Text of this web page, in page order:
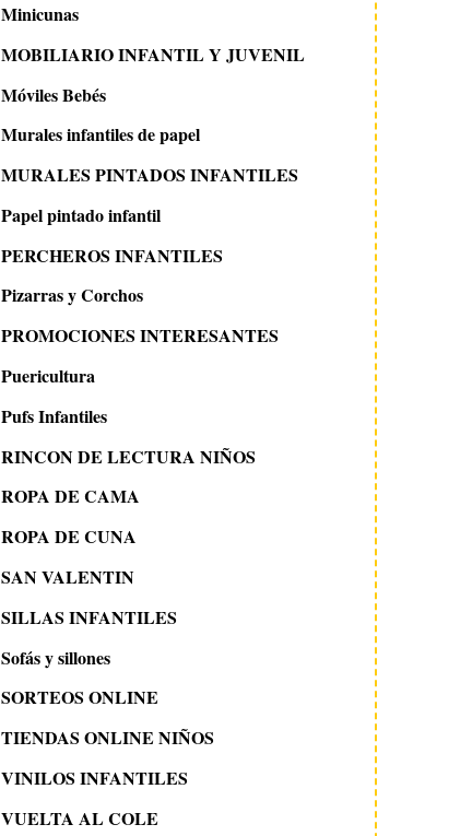
Minicunas
MOBILIARIO INFANTIL Y JUVENIL
Móviles Bebés
Murales infantiles de papel
MURALES PINTADOS INFANTILES
Papel pintado infantil
PERCHEROS INFANTILES
Pizarras y Corchos
PROMOCIONES INTERESANTES
Puericultura
Pufs Infantiles
RINCON DE LECTURA NIÑOS
ROPA DE CAMA
ROPA DE CUNA
SAN VALENTIN
SILLAS INFANTILES
Sofás y sillones
SORTEOS ONLINE
TIENDAS ONLINE NIÑOS
VINILOS INFANTILES
VUELTA AL COLE